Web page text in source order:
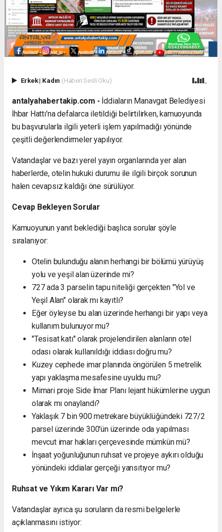
Erkek| Kadın (Haberi Sesli Oku)
antalyahabertakip.com - İddiaların Manavgat Belediyesi
İhbar Hattı'na defalarca iletildiği belirtilirken, kamuoyunda
bu başvurularla ilgili yeterli işlem yapılmadığı yönünde
çeşitli değerlendirmeler yapılıyor.
Vatandaşlar ve bazı yerel yayın organlarında yer alan
haberlerde, otelin hukuki durumu ile ilgili birçok sorunun
halen cevapsız kaldığı öne sürülüyor.
Cevap Bekleyen Sorular
Kamuoyunun yanıt beklediği başlıca sorular şöyle
sıralanıyor:
Otelin bulunduğu alanın herhangi bir bölümü yürüyüş
yolu ve yeşil alan üzerinde mi?
727 ada 3 parselin tapu niteliği gerçekten "Yol ve
Yeşil Alan" olarak mı kayıtlı?
Eğer öyleyse bu alan üzerinde herhangi bir yapı veya
kullanım bulunuyor mu?
"Tesisat katı" olarak projelendirilen alanların otel
odası olarak kullanıldığı iddiası doğru mu?
Kuzey cephede imar planında öngörülen 5 metrelik
yapı yaklaşma mesafesine uyuldu mu?
Mimari proje Side İmar Planı lejant hükümlerine uygun
olarak mı onaylandı?
Yaklaşık 7 bin 900 metrekare büyüklüğündeki 727/2
parsel üzerinde 300'ün üzerinde oda yapılması
mevcut imar hakları çerçevesinde mümkün mü?
İnşaat yoğunluğunun ruhsat ve projeye aykırı olduğu
yönündeki iddialar gerçeği yansıtıyor mu?
Ruhsat ve Yıkım Kararı Var mı?
Vatandaşlar ayrıca şu soruların da resmi belgelerle
açıklanmasını istiyor: